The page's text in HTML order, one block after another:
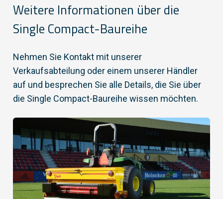
Weitere Informationen über die
Single Compact-Baureihe
Nehmen Sie Kontakt mit unserer
Verkaufsabteilung oder einem unserer Händler
auf und besprechen Sie alle Details, die Sie über
die Single Compact-Baureihe wissen möchten.